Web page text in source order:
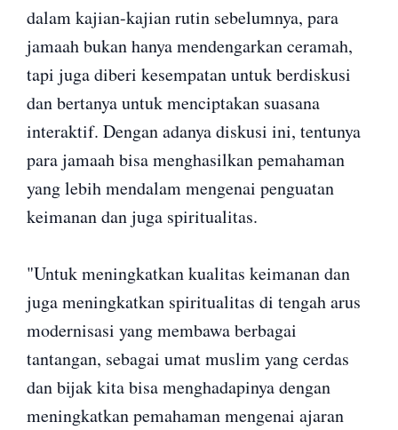
dalam kajian-kajian rutin sebelumnya, para
jamaah bukan hanya mendengarkan ceramah,
tapi juga diberi kesempatan untuk berdiskusi
dan bertanya untuk menciptakan suasana
interaktif. Dengan adanya diskusi ini, tentunya
para jamaah bisa menghasilkan pemahaman
yang lebih mendalam mengenai penguatan
keimanan dan juga spiritualitas.
"Untuk meningkatkan kualitas keimanan dan
juga meningkatkan spiritualitas di tengah arus
modernisasi yang membawa berbagai
tantangan, sebagai umat muslim yang cerdas
dan bijak kita bisa menghadapinya dengan
meningkatkan pemahaman mengenai ajaran